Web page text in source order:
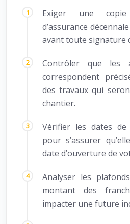
Exiger une
d’assurance
avant toute signature
Contrôler que les
correspondent
des travaux qui
chantier.
Vérifier les dates
pour s’assurer
date d’ouverture de
Analyser les
montant des
impacter une future